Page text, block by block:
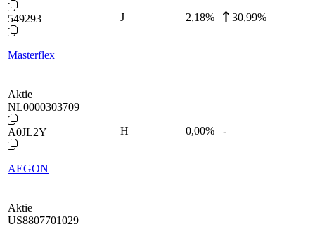
549293
Masterflex
J 2,18% 30,99%
Aktie
NL0000303709
A0JL2Y
AEGON
H 0,00% -
Aktie
US8807701029